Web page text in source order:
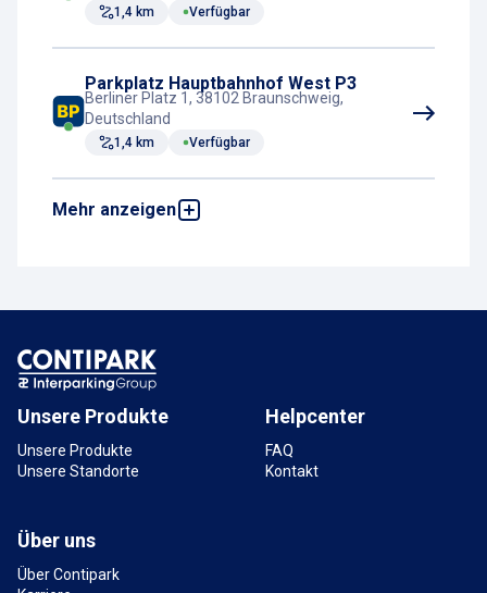
1,4 km Verfügbar
Parkplatz Hauptbahnhof West P3
Berliner Platz 1, 38102 Braunschweig,
Deutschland
1,4 km Verfügbar
Mehr anzeigen
Parkplatz Hauptbahnhof Süd
Unsere Produkte
Unsere Produkte
Unsere Standorte
Helpcenter
FAQ
Kontakt
Über uns
Über Contipark